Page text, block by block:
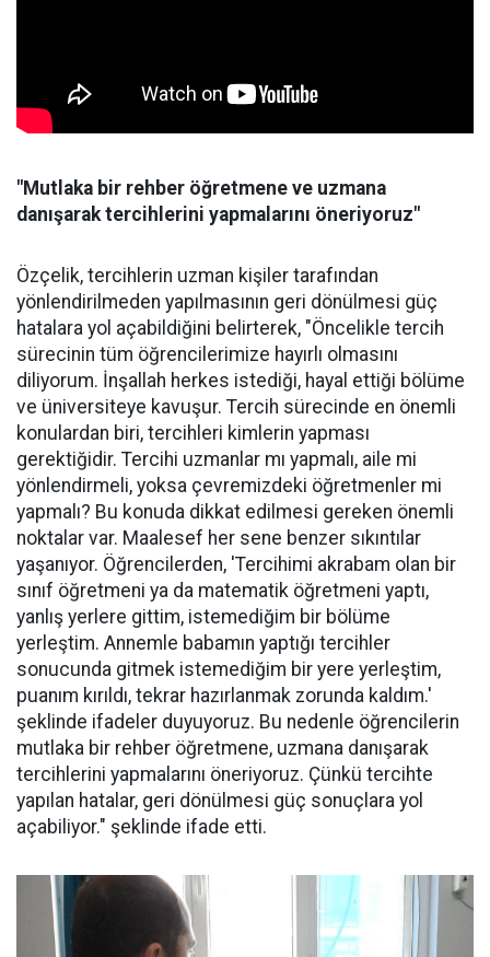
"Mutlaka bir rehber öğretmene ve uzmana
danışarak tercihlerini yapmalarını öneriyoruz"
Özçelik, tercihlerin uzman kişiler tarafından
yönlendirilmeden yapılmasının geri dönülmesi güç
hatalara yol açabildiğini belirterek, "Öncelikle tercih
sürecinin tüm öğrencilerimize hayırlı olmasını
diliyorum. İnşallah herkes istediği, hayal ettiği bölüme
ve üniversiteye kavuşur. Tercih sürecinde en önemli
konulardan biri, tercihleri kimlerin yapması
gerektiğidir. Tercihi uzmanlar mı yapmalı, aile mi
yönlendirmeli, yoksa çevremizdeki öğretmenler mi
yapmalı? Bu konuda dikkat edilmesi gereken önemli
noktalar var. Maalesef her sene benzer sıkıntılar
yaşanıyor. Öğrencilerden, 'Tercihimi akrabam olan bir
sınıf öğretmeni ya da matematik öğretmeni yaptı,
yanlış yerlere gittim, istemediğim bir bölüme
yerleştim. Annemle babamın yaptığı tercihler
sonucunda gitmek istemediğim bir yere yerleştim,
puanım kırıldı, tekrar hazırlanmak zorunda kaldım.'
şeklinde ifadeler duyuyoruz. Bu nedenle öğrencilerin
mutlaka bir rehber öğretmene, uzmana danışarak
tercihlerini yapmalarını öneriyoruz. Çünkü tercihte
yapılan hatalar, geri dönülmesi güç sonuçlara yol
açabiliyor." şeklinde ifade etti.